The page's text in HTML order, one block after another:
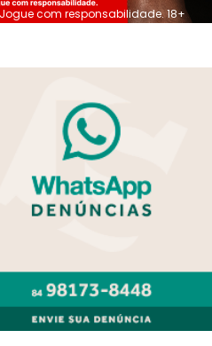
Jogue com responsabilidade. 18+